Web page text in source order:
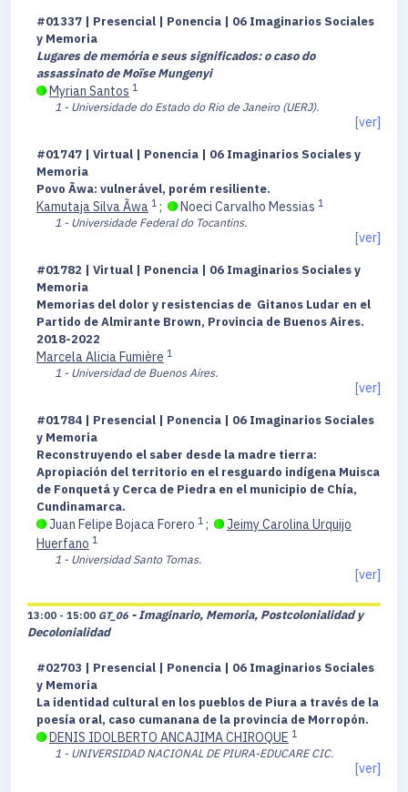
#01337 | Presencial | Ponencia | 06 Imaginarios Sociales
y Memoria
Lugares de memória e seus significados: o caso do
assassinato de Moïse Mungenyi
Myrian Santos 1
1 - Universidade do Estado do Rio de Janeiro (UERJ).
[ver]
#01747 | Virtual | Ponencia | 06 Imaginarios Sociales y
Memoria
Povo Ãwa: vulnerável, porém resiliente.
Kamutaja Silva Ãwa 1 ; Noeci Carvalho Messias 1
1 - Universidade Federal do Tocantins.
[ver]
#01782 | Virtual | Ponencia | 06 Imaginarios Sociales y
Memoria
Memorias del dolor y resistencias de Gitanos Ludar en el
Partido de Almirante Brown, Provincia de Buenos Aires.
2018-2022
Marcela Alicia Fumière 1
1 - Universidad de Buenos Aires.
[ver]
#01784 | Presencial | Ponencia | 06 Imaginarios Sociales
y Memoria
Reconstruyendo el saber desde la madre tierra:
Apropiación del territorio en el resguardo indígena Muisca
de Fonquetá y Cerca de Piedra en el municipio de Chía,
Cundinamarca.
Juan Felipe Bojaca Forero 1 ;
Jeimy Carolina Urquijo
Huerfano 1
1 - Universidad Santo Tomas.
[ver]
13:00 - 15:00 GT_06 - Imaginario, Memoria, Postcolonialidad y
Decolonialidad
#02703 | Presencial | Ponencia | 06 Imaginarios Sociales
y Memoria
La identidad cultural en los pueblos de Piura a través de la
poesía oral, caso cumanana de la provincia de Morropón.
DENIS IDOLBERTO ANCAJIMA CHIROQUE 1
1 - UNIVERSIDAD NACIONAL DE PIURA-EDUCARE CIC.
[ver]